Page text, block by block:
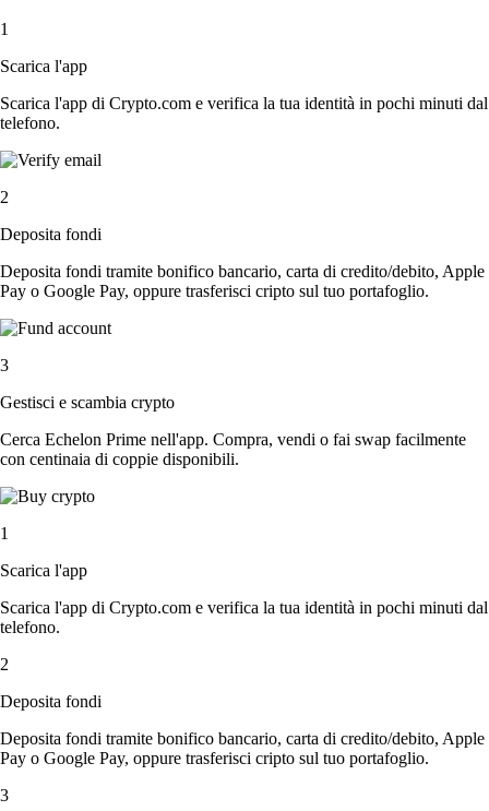
1
Scarica l'app
Scarica l'app di Crypto.com e verifica la tua identità in pochi minuti dal
telefono.
2
Deposita fondi
Deposita fondi tramite bonifico bancario, carta di credito/debito, Apple
Pay o Google Pay, oppure trasferisci cripto sul tuo portafoglio.
3
Gestisci e scambia crypto
Cerca Echelon Prime nell'app. Compra, vendi o fai swap facilmente
con centinaia di coppie disponibili.
1
Scarica l'app
Scarica l'app di Crypto.com e verifica la tua identità in pochi minuti dal
telefono.
2
Deposita fondi
Deposita fondi tramite bonifico bancario, carta di credito/debito, Apple
Pay o Google Pay, oppure trasferisci cripto sul tuo portafoglio.
3